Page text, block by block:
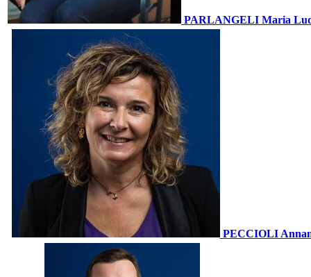
PARLANGELI Maria
PECCIOLI